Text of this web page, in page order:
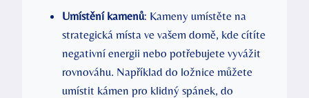
Umístění kamenů: Kameny umístěte na
strategická místa ve vašem domě, kde cítíte
negativní energii nebo potřebujete vyvážit
rovnováhu. Například do ložnice můžete
umístit kámen pro klidný spánek, do